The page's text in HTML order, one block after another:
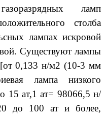
ламп
столба
лампах искровой
Существуют лампы
[от 0,133 н/м2 (10-3 мм
лампа низкого
15 ат,1 ат= 98066,5 н/
до 100 ат и более,